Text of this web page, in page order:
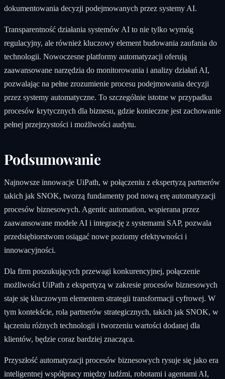
dokumentowania decyzji podejmowanych przez systemy AI.
Transparentność działania systemów AI to nie tylko wymóg
regulacyjny, ale również kluczowy element budowania zaufania do
technologii. Nowoczesne platformy automatyzacji oferują
zaawansowane narzędzia do monitorowania i analizy działań AI,
pozwalając na pełne zrozumienie procesu podejmowania decyzji
przez systemy automatyczne. To szczególnie istotne w przypadku
procesów krytycznych dla biznesu, gdzie konieczne jest zachowanie
pełnej przejrzystości i możliwości audytu.
Podsumowanie
Najnowsze innowacje UiPath, w połączeniu z ekspertyzą partnerów
takich jak SNOK, tworzą fundamenty pod nową erę automatyzacji
procesów biznesowych. Agentic automation, wspierana przez
zaawansowane modele AI i integrację z systemami SAP, pozwala
przedsiębiorstwom osiągać nowe poziomy efektywności i
innowacyjności.
Dla firm poszukujących przewagi konkurencyjnej, połączenie
możliwości UiPath z ekspertyzą w zakresie procesów biznesowych
staje się kluczowym elementem strategii transformacji cyfrowej. W
tym kontekście, rola partnerów strategicznych, takich jak SNOK, w
łączeniu różnych technologii i tworzeniu wartości dodanej dla
klientów, będzie coraz bardziej znacząca.
Przyszłość automatyzacji procesów biznesowych rysuje się jako era
inteligentnej współpracy między ludźmi, robotami i agentami AI,